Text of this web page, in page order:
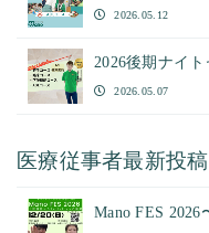
2026.05.12
2026後期ナイ
2026.05.07
医療従事者最新投稿
Mano FES 2026